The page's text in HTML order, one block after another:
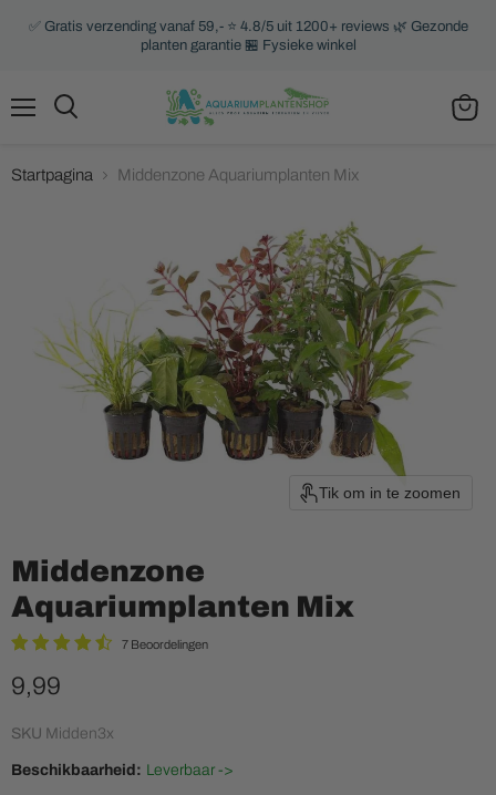
✅ Gratis verzending vanaf 59,- ⭐ 4.8/5 uit 1200+ reviews 🌿 Gezonde
planten garantie 🏪 Fysieke winkel
Startpagina Middenzone Aquariumplanten Mix
Tik om in te zoomen
Middenzone
Aquariumplanten Mix
7 Beoordelingen
Huidige prijs
9,99
SKU Midden3x
Beschikbaarheid: Leverbaar ->